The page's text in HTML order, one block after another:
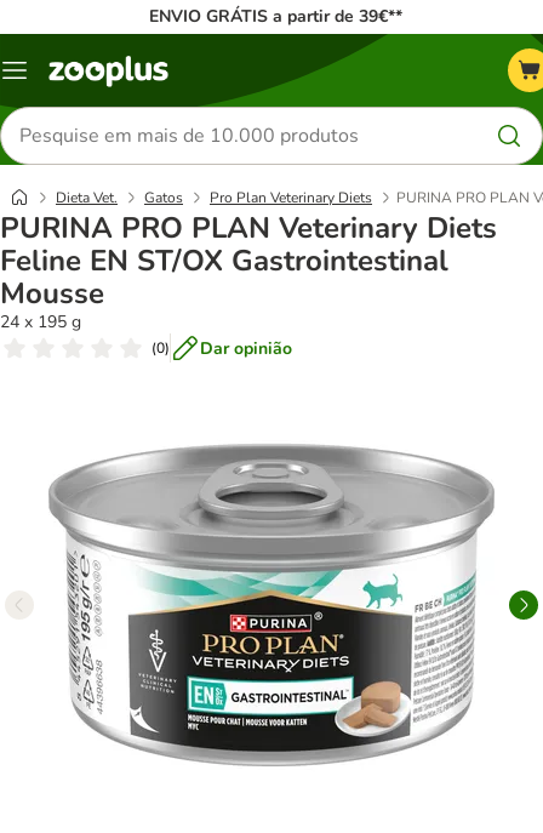
ENVIO GRÁTIS a partir de 39€**
Menu
Pesquisar
produtos
Dieta Vet. Gatos Pro Plan Veterinary Diets PURINA PRO PLAN
PURINA PRO PLAN Veterinary Diets
Feline EN ST/OX Gastrointestinal
Mousse
24 x 195 g
(0) Dar opinião